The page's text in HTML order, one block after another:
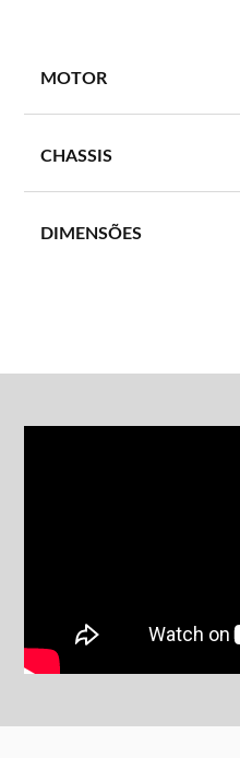
MOTOR
CHASSIS
DIMENSÕES